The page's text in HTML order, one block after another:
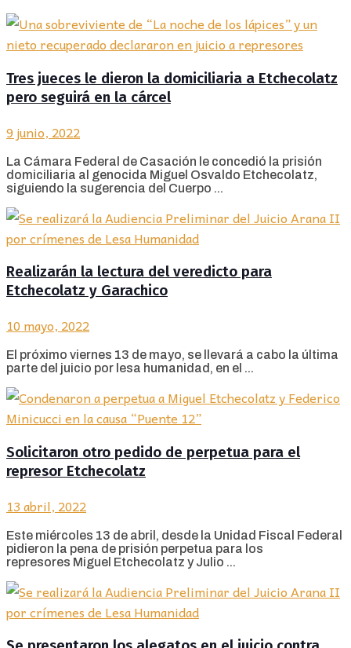
Tres jueces le dieron la domiciliaria a Etchecolatz
pero seguirá en la cárcel
9 junio, 2022
La Cámara Federal de Casación le concedió la prisión
domiciliaria al genocida Miguel Osvaldo Etchecolatz,
siguiendo la sugerencia del Cuerpo ...
Realizarán la lectura del veredicto para
Etchecolatz y Garachico
10 mayo, 2022
El próximo viernes 13 de mayo, se llevará a cabo la última
parte del juicio por lesa humanidad, en el ...
Solicitaron otro pedido de perpetua para el
represor Etchecolatz
13 abril, 2022
Este miércoles 13 de abril, desde la Unidad Fiscal Federal
pidieron la pena de prisión perpetua para los
represores Miguel Etchecolatz y Julio ...